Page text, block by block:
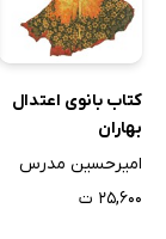
کتاب بانوی اعتدال
بهاران
امیرحسین مدرس
۲۵,۶۰۰ ت